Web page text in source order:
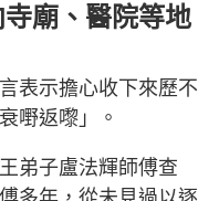
廟、醫院等地
表示擔心收下來歷不
嘢返嚟」。
弟子盧法輝師傅查